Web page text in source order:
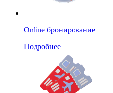
Online бронирование
Подробнее